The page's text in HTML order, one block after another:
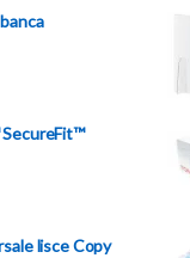
lisce Copy